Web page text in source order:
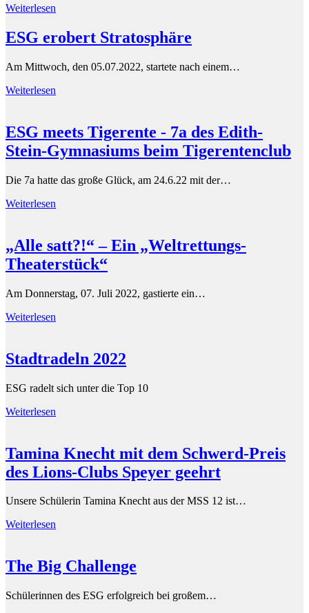
Weiterlesen
ESG erobert Stratosphäre
Am Mittwoch, den 05.07.2022, startete nach einem…
Weiterlesen
ESG meets Tigerente - 7a des Edith-
Stein-Gymnasiums beim Tigerentenclub
Die 7a hatte das große Glück, am 24.6.22 mit der…
Weiterlesen
„Alle satt?!“ – Ein „Weltrettungs-
Theaterstück“
Am Donnerstag, 07. Juli 2022, gastierte ein…
Weiterlesen
Stadtradeln 2022
ESG radelt sich unter die Top 10
Weiterlesen
Tamina Knecht mit dem Schwerd-Preis
des Lions-Clubs Speyer geehrt
Unsere Schülerin Tamina Knecht aus der MSS 12 ist…
Weiterlesen
The Big Challenge
Schülerinnen des ESG erfolgreich bei großem…